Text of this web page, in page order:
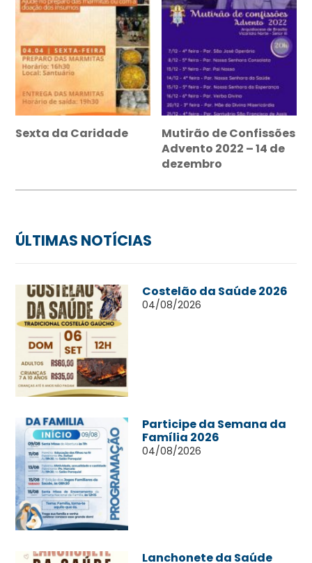
Sexta da Caridade
Mutirão de Confissões
Advento 2022 – 14 de
dezembro
ÚLTIMAS NOTÍCIAS
Costelão da Saúde 2026
04/08/2026
Participe da Semana da
Família 2026
04/08/2026
Lanchonete da Saúde